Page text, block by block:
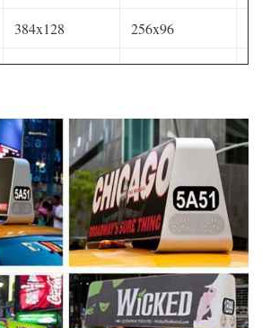
384x128 256x96
1 100 (L) x410
bot/99 (dessus)
820 (L) x390
bot/99 (dessus)
1
Aluminium
16bit
26kg 15kg
4000 : 1 4000 : 1